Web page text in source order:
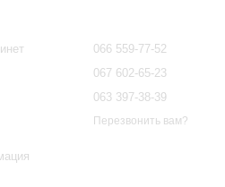
066 559-77-52
067 602-65-23
063 397-38-39
Перезвонить вам?